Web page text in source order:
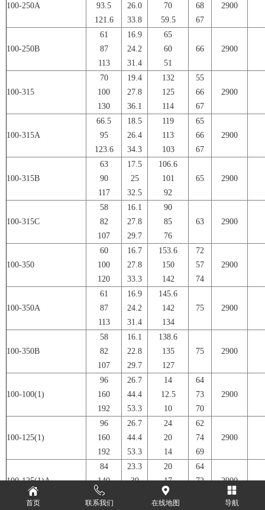
100-250A
93.5
121.6
26.0
33.8
70
59.5
68
67
2900
100-250B
61
87
113
16.9
24.2
31.4
65
60
51
66 2900
100-315
70
100
130
19.4
27.8
36.1
132
125
114
55
66
67
2900
100-315A
66.5
95
123.6
18.5
26.4
34.3
119
113
103
65
66
67
2900
100-315B
63
90
117
17.5
25
32.5
106.6
101
92
65 2900
100-315C
58
82
107
16.1
27.8
29.7
90
85
76
63 2900
100-350
60
100
120
16.7
27.8
33.3
153.6
150
142
72
57
74
2900
100-350A
61
87
113
16.9
24.2
31.4
145.6
142
134
75 2900
100-350B
58
82
107
16.1
22.8
29.7
138.6
135
127
75 2900
100-100(1)
96
160
192
26.7
44.4
53.3
14
12.5
10
64
73
70
2900
100-125(1)
96
160
192
26.7
44.4
53.3
24
20
14
62
74
69
2900
100-125(1)A
84
140
168
23.3
39
20
17
12
64
72
2900
首页 联系我们 在线地图 导航